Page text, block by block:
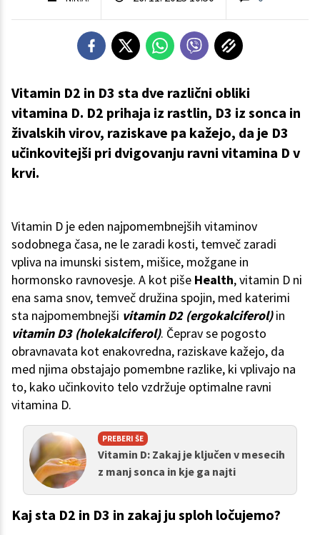
Vitamin D2 in D3 sta dve različni obliki
vitamina D. D2 prihaja iz rastlin, D3 iz sonca in
živalskih virov, raziskave pa kažejo, da je D3
učinkovitejši pri dvigovanju ravni vitamina D v
krvi.
Vitamin D je eden najpomembnejših vitaminov
sodobnega časa, ne le zaradi kosti, temveč zaradi
vpliva na imunski sistem, mišice, možgane in
hormonsko ravnovesje. A kot piše Health, vitamin D ni
ena sama snov, temveč družina spojin, med katerimi
sta najpomembnejši vitamin D2 (ergokalciferol)in
vitamin D3 (holekalciferol). Čeprav se pogosto
obravnavata kot enakovredna, raziskave kažejo, da
med njima obstajajo pomembne razlike, ki vplivajo na
to, kako učinkovito telo vzdržuje optimalne ravni
vitamina D.
PREBERI ŠE
Vitamin D: Zakaj je ključen v mesecih
z manj sonca in kje ga najti
Kaj sta D2 in D3 in zakaj ju sploh ločujemo?